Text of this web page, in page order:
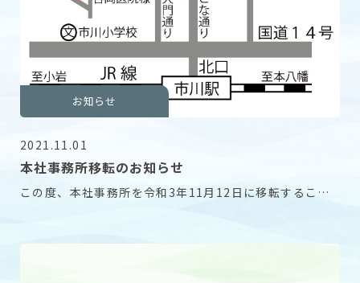
お知らせ
2021.11.01
本社事務所移転のお知らせ
この度、本社事務所を令和3年11月12日に移転すること